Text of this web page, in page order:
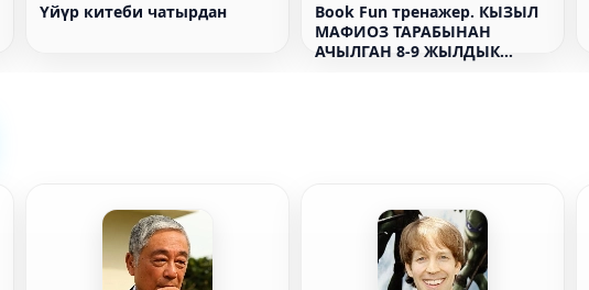
Үйүр китеби чатырдан
Book Fun тренажер. КЫЗЫЛ
МАФИОЗ ТАРАБЫНАН
АЧЫЛГАН 8-9 ЖЫЛДЫК